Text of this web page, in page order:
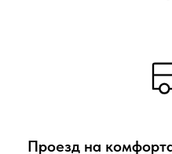
Проезд на